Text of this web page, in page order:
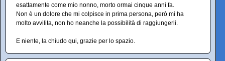
esattamente come mio nonno, morto ormai cinque anni fa.
Non è un dolore che mi colpisce in prima persona, però mi ha
molto avvilita, non ho neanche la possibilità di raggiungerli.
E niente, la chiudo qui, grazie per lo spazio.